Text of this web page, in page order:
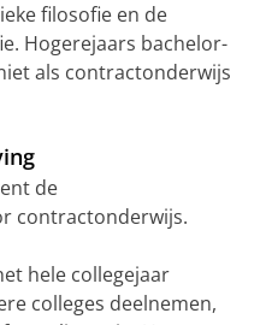
filosofie en de
Hogerejaars bachelor-
als contractonderwijs
de
contractonderwijs.
hele collegejaar
colleges deelnemen,